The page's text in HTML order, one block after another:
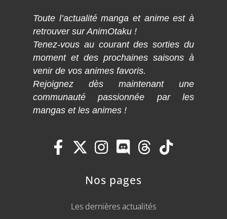
Toute l’actualité manga et anime est à
retrouver sur AnimOtaku !
Tenez-vous au courant des sorties du
moment et des prochaines saisons à
venir de vos animes favoris.
Rejoignez dès maintenant une
communauté passionnée par les
mangas et les animes !
Nos pages
Les dernières actualités